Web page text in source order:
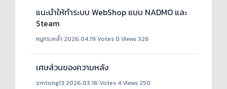
แนะนำให้ทำระบบ WebShop แบบ NADMO และ
Steam
หมูกระหล่ำ|2026.04.19|Votes 0|Views 326
เศษส่วนของความหลัง
zmtong13|2026.03.16|Votes 4|Views 250